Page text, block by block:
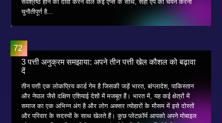
सर्वश्रेष्ठ होने का दावा करने वाले कई ऐप्स के साथ, सही ऐप का चयन करना
चुनौतीपूर्ण है...
3 पत्ती अनुक्रम समझाया: अपने तीन पत्ती खेल कौशल को बढ़ावा
दें
तीन पत्ती एक लोकप्रिय कार्ड गेम है जिसकी जड़ें भारत, बांग्लादेश, पाकिस्तान
और नेपाल जैसे दक्षिण एशियाई देशों में मजबूत हैं। भारत में, यह कई क्षेत्रों में
समाज का एक अभिन्न अंग है और लोग अक्सर त्योहारों के मौसम में इसे दोस्तों
और परिवार के सदस्यों के साथ खेलते हैं। कुछ प्लेटफ़ॉर्म आपको अपने मोबाइल